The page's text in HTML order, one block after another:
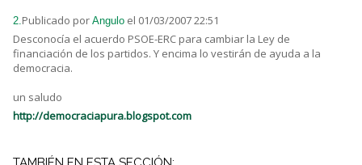
2.Publicado por Angulo el 01/03/2007 22:51
Desconocía el acuerdo PSOE-ERC para cambiar la Ley de
financiación de los partidos. Y encima lo vestirán de ayuda a la
democracia.
un saludo
http://democraciapura.blogspot.com